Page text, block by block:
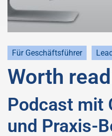
Für Geschäftsführer
Worth
Podcast mit
und Praxis-